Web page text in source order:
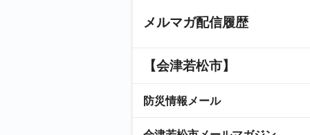
メルマガ配信履歴
【会津若松市】
防災情報メール